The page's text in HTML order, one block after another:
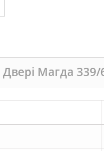
Двері Магда